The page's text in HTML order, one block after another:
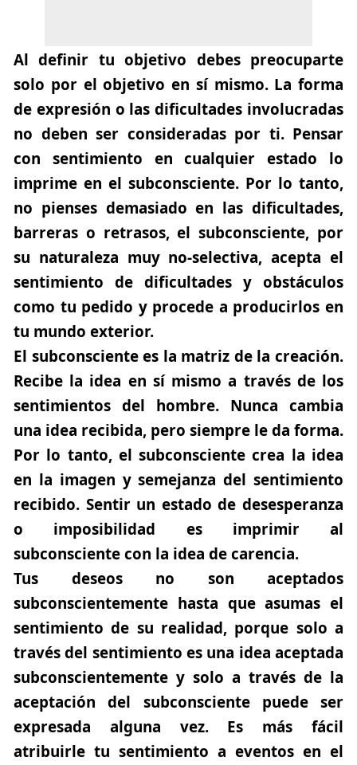
Al definir tu objetivo debes preocuparte
solo por el objetivo en sí mismo. La forma
de expresión o las dificultades involucradas
no deben ser consideradas por ti. Pensar
con sentimiento en cualquier estado lo
imprime en el subconsciente. Por lo tanto,
no pienses demasiado en las dificultades,
barreras o retrasos, el subconsciente, por
su naturaleza muy no-selectiva, acepta el
sentimiento de dificultades y obstáculos
como tu pedido y procede a producirlos en
tu mundo exterior.
El subconsciente es la matriz de la creación.
Recibe la idea en sí mismo a través de los
sentimientos del hombre. Nunca cambia
una idea recibida, pero siempre le da forma.
Por lo tanto, el subconsciente crea la idea
en la imagen y semejanza del sentimiento
recibido. Sentir un estado de desesperanza
o imposibilidad es imprimir al
subconsciente con la idea de carencia.
Tus deseos no son aceptados
subconscientemente hasta que asumas el
sentimiento de su realidad, porque solo a
través del sentimiento es una idea aceptada
subconscientemente y solo a través de la
aceptación del subconsciente puede ser
expresada alguna vez. Es más fácil
atribuirle tu sentimiento a eventos en el